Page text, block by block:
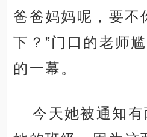
爸爸妈妈呢，要不
下？”门口的老师
的一幕。
今天她被通知有